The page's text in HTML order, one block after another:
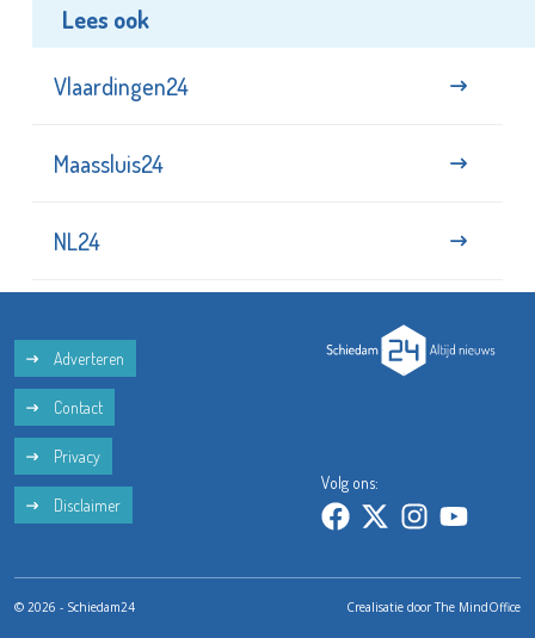
Lees ook
Vlaardingen24
Maassluis24
NL24
Adverteren
Contact
Privacy
Disclaimer
Volg ons:
© 2026 - Schiedam24 Crealisatie doorThe MindOffice